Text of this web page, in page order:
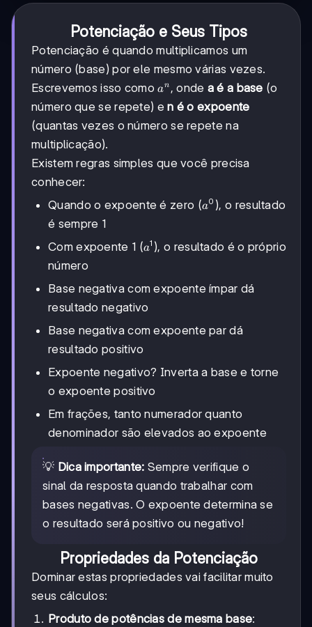
Potenciação e Seus Tipos
Potenciação é quando multiplicamos um
número (base) por ele mesmo várias vezes.
Escrevemos isso comoa^n
an , onde a é a base (o
número que se repete) en é o expoente
(quantas vezes o número se repete na
multiplicação).
Existem regras simples que você precisa
conhecer:
Quando o expoente é zero (a^0
a0 ), o resultado
é sempre 1
Com expoente 1 (a^1
a1 ), o resultado é o próprio
número
Base negativa com expoente ímpar dá
resultado negativo
Base negativa com expoente par dá
resultado positivo
Expoente negativo? Inverta a base e torne
o expoente positivo
Em frações, tanto numerador quanto
denominador são elevados ao expoente
💡 Dica importante: Sempre verifique o
sinal da resposta quando trabalhar com
bases negativas. O expoente determina se
o resultado será positivo ou negativo!
Propriedades da Potenciação
Dominar estas propriedades vai facilitar muito
seus cálculos:
Produto de potências de mesma base: